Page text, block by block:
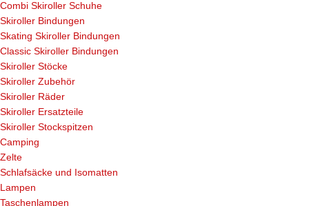
Combi Skiroller Schuhe
Skiroller Bindungen
Skating Skiroller Bindungen
Classic Skiroller Bindungen
Skiroller Stöcke
Skiroller Zubehör
Skiroller Räder
Skiroller Ersatzteile
Skiroller Stockspitzen
Camping
Zelte
Schlafsäcke und Isomatten
Lampen
Taschenlampen